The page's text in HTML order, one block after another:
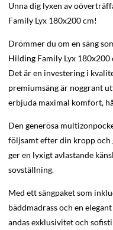
Unna dig lyxen av
Family Lyx 180x200 cm!
Drömmer du om en säng
Hilding Family Lyx 180x200
Det är en investering i
premiumsäng är noggrant
erbjuda maximal komfort,
Den generösa
följsamt efter din kropp och
ger en lyxigt avlastande
sovställning.
Med ett sängpaket som
bäddmadrass och en
andas exklusivitet och